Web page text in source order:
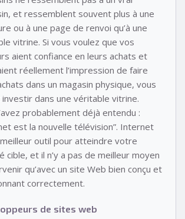
et ressemblent souvent plus à une
ou à une page de renvoi qu’à une
vitrine. Si vous voulez que vos
aient confiance en leurs achats et
réellement l’impression de faire
dans un magasin physique, vous
dans une véritable vitrine.
probablement déjà entendu :
est la nouvelle télévision”. Internet
outil pour atteindre votre
cible, et il n’y a pas de meilleur moyen
qu’avec un site Web bien conçu et
correctement.
de sites web